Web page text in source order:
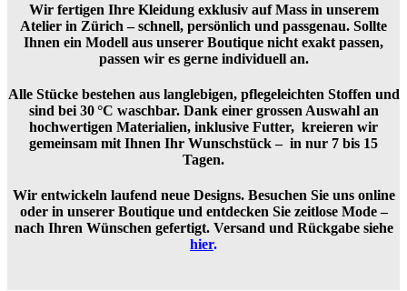
Wir fertigen Ihre Kleidung exklusiv auf Mass in unserem
Atelier in Zürich – schnell, persönlich und passgenau. Sollte
Ihnen ein Modell aus unserer Boutique nicht exakt passen,
passen wir es gerne individuell an.
Alle Stücke bestehen aus langlebigen, pflegeleichten Stoffen und
sind bei 30 °C waschbar. Dank einer grossen Auswahl an
hochwertigen Materialien, inklusive Futter, kreieren wir
gemeinsam mit Ihnen Ihr Wunschstück – in nur 7 bis 15
Tagen.
Wir entwickeln laufend neue Designs. Besuchen Sie uns online
oder in unserer Boutique und entdecken Sie zeitlose Mode –
nach Ihren Wünschen gefertigt. Versand und Rückgabe siehe
hier.